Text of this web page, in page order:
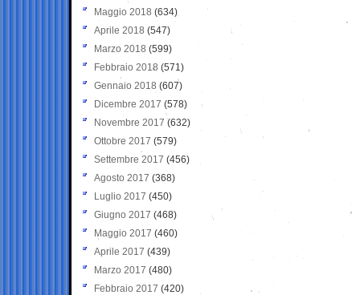
Maggio 2018 (634)
Aprile 2018 (547)
Marzo 2018 (599)
Febbraio 2018 (571)
Gennaio 2018 (607)
Dicembre 2017 (578)
Novembre 2017 (632)
Ottobre 2017 (579)
Settembre 2017 (456)
Agosto 2017 (368)
Luglio 2017 (450)
Giugno 2017 (468)
Maggio 2017 (460)
Aprile 2017 (439)
Marzo 2017 (480)
Febbraio 2017 (420)